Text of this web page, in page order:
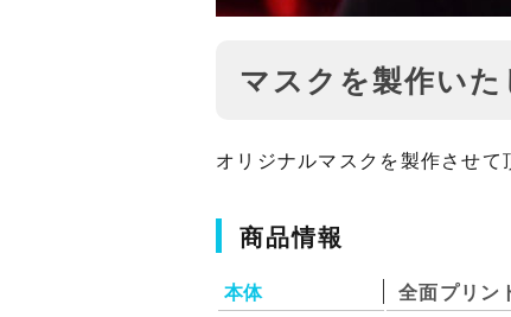
マスクを製作いた
オリジナルマスクを製作させて
商品情報
本体
全面プリ